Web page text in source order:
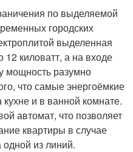
по выделяемой
городских
выделенная
12 киловатт, а на входе
мощность разумно
что самые энергоёмкие
и в ванной комнате.
автомат, что позволяет
квартиры в случае
одной из линий.